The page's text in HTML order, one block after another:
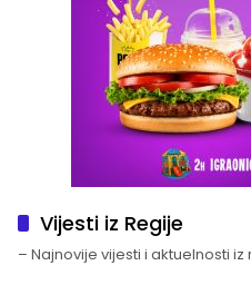
Vijesti iz Regije
– Najnovije vijesti i aktuelnosti